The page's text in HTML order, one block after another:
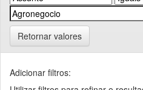
Retornar valores
Adicionar filtros: